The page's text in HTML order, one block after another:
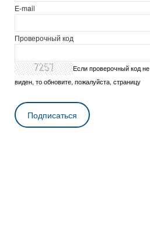
E-mail
Проверочный код
Если проверочный код не
виден, то обновите, пожалуйста, страницу